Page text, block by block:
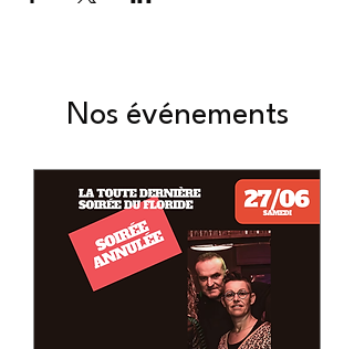
Nos événements